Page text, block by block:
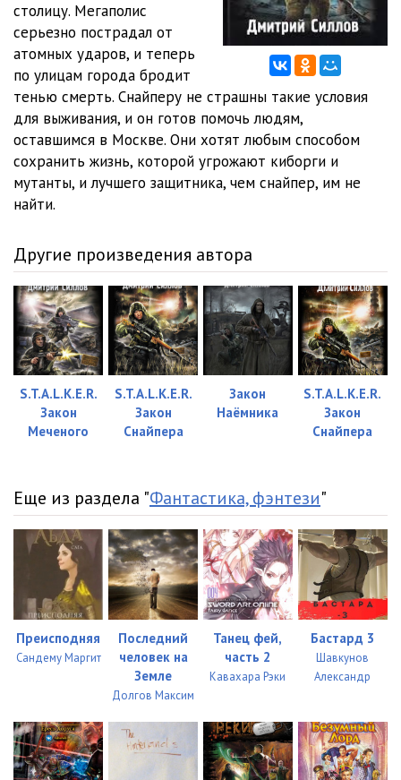
012 11:47
013 07:57
014
015
017 13:16
019
020 19:55
021 32:26
022 14:49
023 12:18
024 13:49
026
027 23:17
17:15
029 15:07
030 11:40
032 10:24
033 12:24
столицу. Мегаполис
серьезно пострадал от
атомных ударов, и теперь
по улицам города бродит
тенью смерть. Снайперу не страшны такие условия
для выживания, и он готов помочь людям,
оставшимся в Москве. Они хотят любым способом
сохранить жизнь, которой угрожают киборги и
мутанты, и лучшего защитника, чем снайпер, им не
найти.
Другие произведения автора
S.T.A.L.K.E.R.
Закон
Меченого
S.T.A.L.K.E.R.
Закон
Снайпера
Закон
Наёмника
S.T.A.L.K.E.R.
Закон
Снайпера
Еще из раздела "Фантастика, фэнтези"
Преисподняя
Сандему Маргит
Последний
человек на
Земле
Долгов Максим
Танец фей,
часть 2
Кавахара Рэки
Бастард 3
Шавкунов
Александр